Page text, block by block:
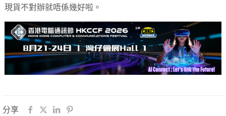
現貨不對辦就唔係幾好啦。
分享